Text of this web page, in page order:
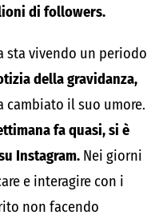
di followers.
sta vivendo un periodo
della gravidanza,
cambiato il suo umore.
fa quasi, si è
Instagram. Nei giorni
e interagire con i
non facendo